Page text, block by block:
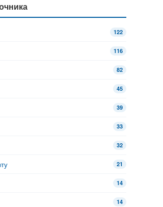
122
116
82
45
39
33
32
21
14
14